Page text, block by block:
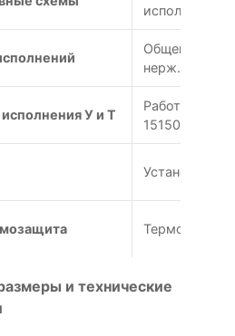
исполнение
нерж.+латунь)
У и Т
Работа при
15150-69
Установка
и технические